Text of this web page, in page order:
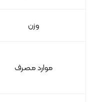
وزن
موارد مصرف